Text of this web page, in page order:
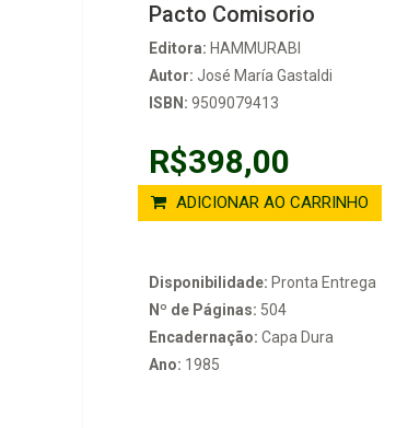
Pacto Comisorio
Editora: HAMMURABI
Autor: José María Gastaldi
ISBN: 9509079413
R$398,00
ADICIONAR AO CARRINHO
Disponibilidade: Pronta Entrega
Nº de Páginas: 504
Encadernação: Capa Dura
Ano: 1985